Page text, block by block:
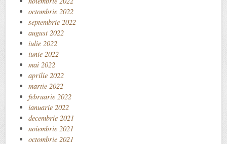
octombrie 2022
septembrie 2022
august 2022
iulie 2022
iunie 2022
mai 2022
aprilie 2022
martie 2022
februarie 2022
ianuarie 2022
decembrie 2021
noiembrie 2021
octombrie 2021